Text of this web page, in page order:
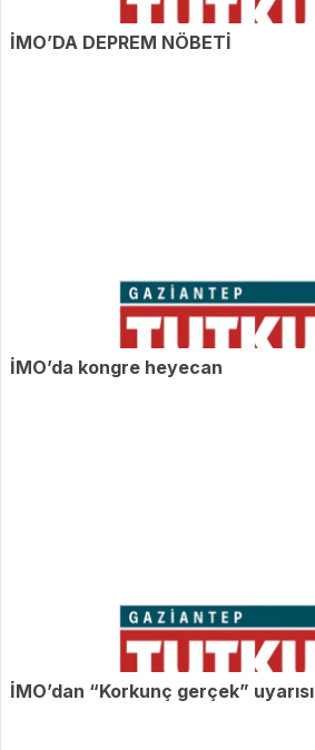
İMO’DA DEPREM NÖBETİ
İMO’da kongre heyecan
İMO’dan “Korkunç gerçek” uyarısı